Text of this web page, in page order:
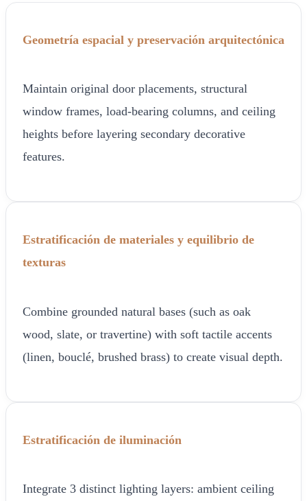
Geometría espacial y preservación arquitectónica
Maintain original door placements, structural
window frames, load-bearing columns, and ceiling
heights before layering secondary decorative
features.
Estratificación de materiales y equilibrio de
texturas
Combine grounded natural bases (such as oak
wood, slate, or travertine) with soft tactile accents
(linen, bouclé, brushed brass) to create visual depth.
Estratificación de iluminación
Integrate 3 distinct lighting layers: ambient ceiling